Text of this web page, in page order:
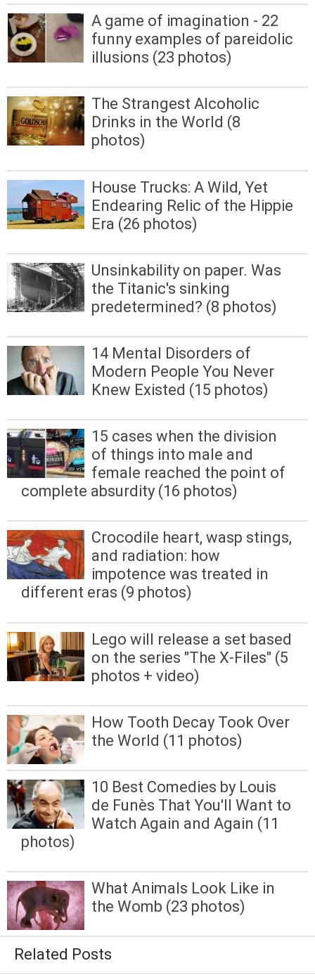
A game of imagination - 22
funny examples of pareidolic
illusions (23 photos)
The Strangest Alcoholic
Drinks in the World (8
photos)
House Trucks: A Wild, Yet
Endearing Relic of the Hippie
Era (26 photos)
Unsinkability on paper. Was
the Titanic's sinking
predetermined? (8 photos)
14 Mental Disorders of
Modern People You Never
Knew Existed (15 photos)
15 cases when the division
of things into male and
female reached the point of
complete absurdity (16 photos)
Crocodile heart, wasp stings,
and radiation: how
impotence was treated in
different eras (9 photos)
Lego will release a set based
on the series "The X-Files" (5
photos + video)
How Tooth Decay Took Over
the World (11 photos)
10 Best Comedies by Louis
de Funès That You'll Want to
Watch Again and Again (11
photos)
What Animals Look Like in
the Womb (23 photos)
Related Posts